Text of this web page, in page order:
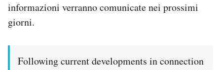
AREA PERSONALE
Area Personale
Regala il Post
informazioni verranno comunicate nei prossimi
giorni.
Following current developments in connection